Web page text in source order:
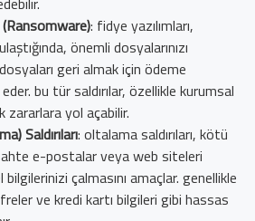
(Ransomware): fidye yazılımları,
önemli dosyalarınızı
geri almak için ödeme
bu tür saldırılar, özellikle kurumsal
zararlara yol açabilir.
Saldırıları: oltalama saldırıları, kötü
e-postalar veya web siteleri
bilgilerinizi çalmasını amaçlar. genellikle
ve kredi kartı bilgileri gibi hassas